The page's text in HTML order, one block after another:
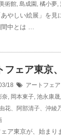
術館, 島成園 , 橘小夢,
やしい絵展」を見
間中とは …
フェア東京
18 アートフェア
奈, 岡本東子, 池永康晟,
花、阿部清子、沖綾
ア東京が、始まり